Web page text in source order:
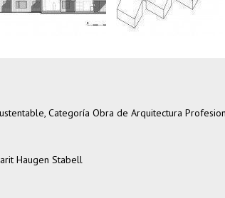
Categoría Obra de Arquitectura
Haugen Stabell